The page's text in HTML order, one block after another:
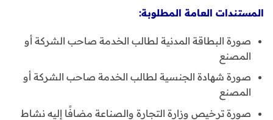
المستندات العامة المطلوبة:
صورة البطاقة المدنية لطالب الخدمة صاحب الشركة أو
المصنع
صورة شهادة الجنسية لطالب الخدمة صاحب الشركة أو
المصنع
صورة ترخيص وزارة التجارة والصناعة مضافًا إليه نشاط